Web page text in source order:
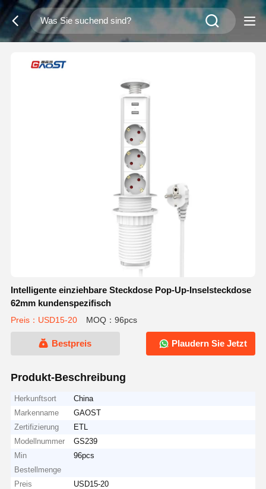
Intelligente einziehbare Steckdose Pop-Up-Inselsteckdose
62mm kundenspezifisch
Preis：USD15-20 MOQ：96pcs
Bestpreis Plaudern Sie Jetzt
Produkt-Beschreibung
Herkunftsort
China
Markenname
GAOST
Zertifizierung
ETL
Modellnummer
GS239
Min
Bestellmenge
96pcs
Preis
USD15-20